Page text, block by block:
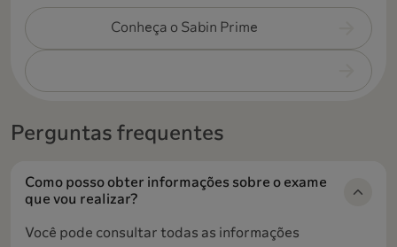
Conheça o Sabin Prime
Perguntas frequentes
Como posso obter informações sobre o exame
que vou realizar?
Você pode consultar todas as informações